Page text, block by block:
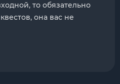
то обязательно
она вас не